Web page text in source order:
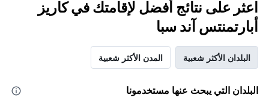
اعثر على نتائج أفضل لإقامتك في كاريز
أبارتمنتس آند سبا
البلدان الأكثر شعبية المدن الأكثر شعبية
البلدان التي يبحث عنها مستخدمونا